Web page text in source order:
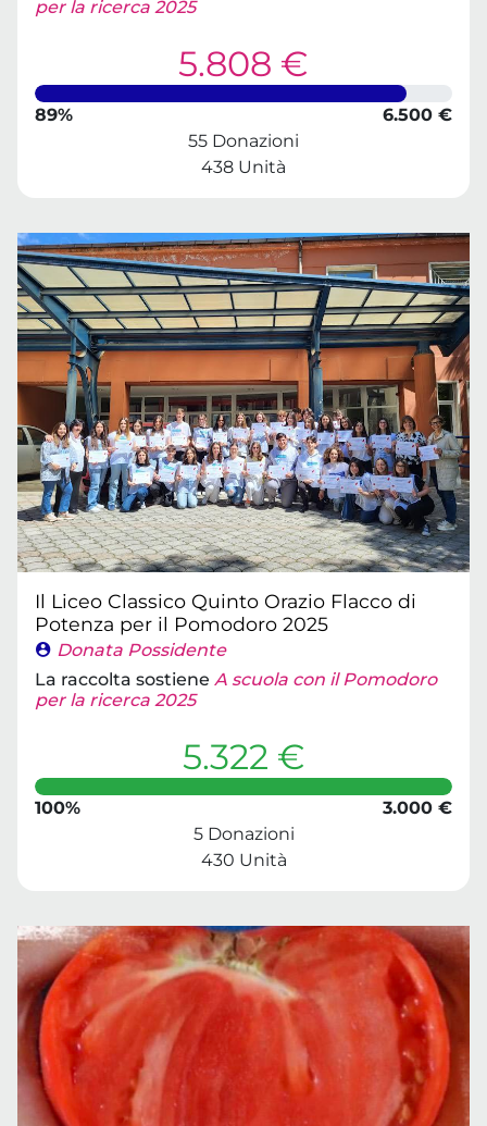
per la ricerca 2025
5.808 €
89%
6.500 €
55 Donazioni
438 Unità
Il Liceo Classico Quinto Orazio Flacco di
Potenza per il Pomodoro 2025
Donata Possidente
La raccolta sostiene A scuola con il Pomodoro
per la ricerca 2025
5.322 €
100%
3.000 €
5 Donazioni
430 Unità